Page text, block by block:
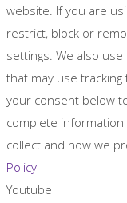
website. If you are
restrict, block or
settings. We also
that may use tracking
your consent below
complete
collect and how we
Policy
Youtube